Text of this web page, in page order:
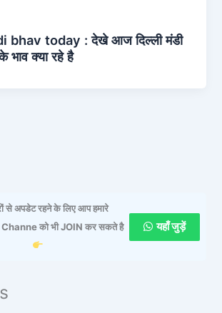
bhav today : देखे आज दिल्ली मंडी
भाव क्या रहे है
से अपडेट रहने के लिए आप हमारे
को भी JOIN कर सकते है
यहाँ जुड़ें